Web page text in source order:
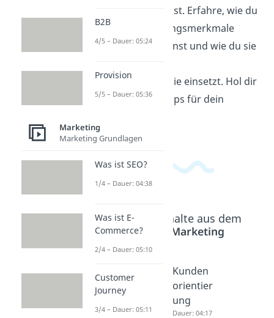
Business wichtig ist. Erfahre, wie du
deine Alleinstellungsmerkmale
identifizieren kannst und wie du sie
Marketingstrategie einsetzt. Hol dir
jetzt wertvolle Tipps für dein
Beliebte Inhalte aus dem
Bereich
Marketing
erhalten
Dauer: 04:30
(Verkauf
Kunden
orientier
ung
Dauer: 04:17
B2B
4/5 – Dauer: 05:24
Provision
5/5 – Dauer: 05:36
Marketing
Marketing Grundlagen
Was ist SEO?
1/4 – Dauer: 04:38
Was ist E-
Commerce?
2/4 – Dauer: 05:10
Customer
Journey
3/4 – Dauer: 05:11